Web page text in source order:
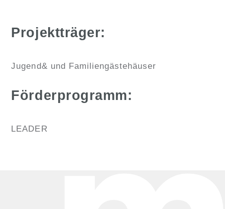
Projektträger:
Jugend& und Familiengästehäuser
Förderprogramm:
LEADER